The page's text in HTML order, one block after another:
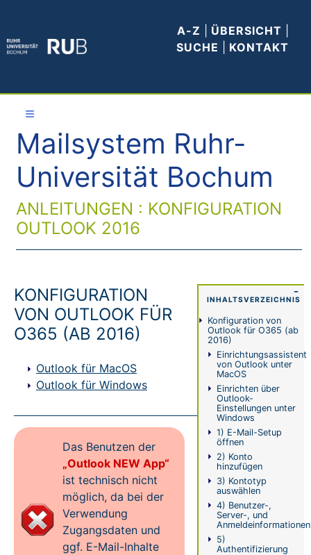
A-Z ÜBERSICHT
SUCHE
KONTAKT
E-Mail
Abruf
Self-
Services
Lesenswertes
Status-
Impressum
≡
Mailsystem Ruhr-
Universität Bochum
ANLEITUNGEN : KONFIGURATION
OUTLOOK 2016
−
INHALTSVERZEICHNIS
Konfiguration von
Outlook für O365 (ab
2016)
Einrichtungsassistent
von Outlook unter
MacOS
Einrichten über
Outlook-
Einstellungen unter
Windows
1) E-Mail-Setup
öffnen
2) Konto
hinzufügen
3) Kontotyp
auswählen
4) Benutzer-,
Server-, und
Anmeldeinformationen
5)
Authentifizierung
KONFIGURATION
VON OUTLOOK FÜR
O365 (AB 2016)
Outlook für MacOS
Outlook für Windows
Das Benutzen der
„Outlook NEW App“
ist technisch nicht
möglich, da bei der
Verwendung
Zugangsdaten und
ggf. E-Mail-Inhalte